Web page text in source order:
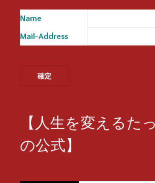
Name
Mail-Address
【人生を変えるた
の公式】